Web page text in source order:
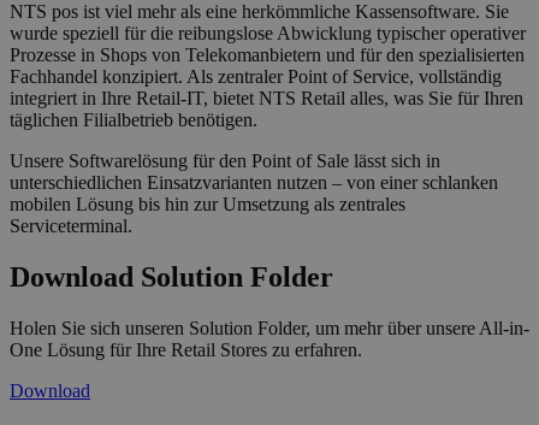
NTS pos ist viel mehr als eine herkömmliche Kassensoftware. Sie
wurde speziell für die reibungslose Abwicklung typischer operativer
Prozesse in Shops von Telekomanbietern und für den spezialisierten
Fachhandel konzipiert. Als zentraler Point of Service, vollständig
integriert in Ihre Retail-IT, bietet NTS Retail alles, was Sie für Ihren
täglichen Filialbetrieb benötigen.
Unsere Softwarelösung für den Point of Sale lässt sich in
unterschiedlichen Einsatzvarianten nutzen – von einer schlanken
mobilen Lösung bis hin zur Umsetzung als zentrales
Serviceterminal.
Download Solution Folder
Holen Sie sich unseren Solution Folder, um mehr über unsere All-in-
One Lösung für Ihre Retail Stores zu erfahren.
Download